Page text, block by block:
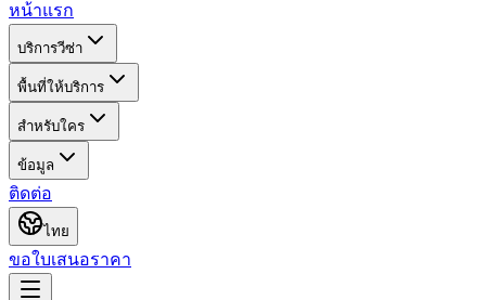
หน้าแรก
บริการวีซ่า
พื้นที่ให้บริการ
สำหรับใคร
ข้อมูล
ติดต่อ
ไทย
ขอใบเสนอราคา